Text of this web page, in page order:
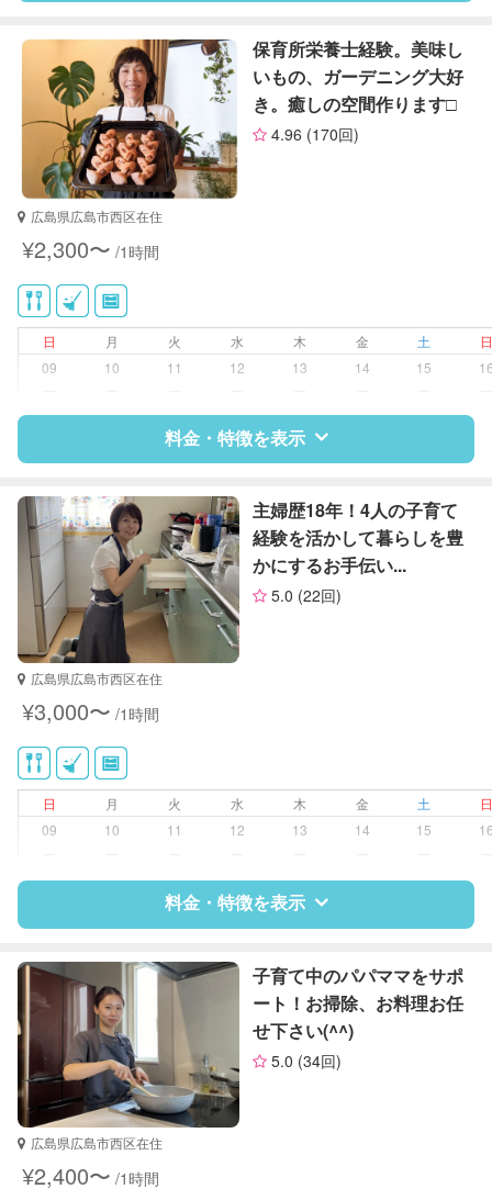
特徴 料金 レビュー
サポートの特徴
資格 なし
対応可能/特徴
ゴミの分別/ゴミ出し
近隣買い物
家庭料理
早朝対応
夜間対応
片付け/整理整頓
保育所栄養士経験。美味し
いもの、ガーデニング大好
き。癒しの空間作ります□
4.96 (170回)
広島県広島市西区在住
¥2,300〜 /1時間
日 月 火 水 木 金 土
09
10 11 12 13 14 15
料金・特徴を表示
特徴 料金 レビュー
サポートの特徴
資格 栄養士
対応可能/特徴
掃除（洗面所、お風呂場、お手洗
庭の手入れ/植木の水やり
片付け/整理整頓
主婦歴18年！4人の子育て
経験を活かして暮らしを豊
かにするお手伝い...
5.0 (22回)
広島県広島市西区在住
¥3,000〜 /1時間
日 月 火 水 木 金 土
09
10 11 12 13 14 15
料金・特徴を表示
特徴 料金 レビュー
サポートの特徴
資格 整理収納アドバイザー1級
対応可能/特徴
掃除（洗面所、お風呂場、お手洗
子育て中のパパママをサポ
ート！お掃除、お料理お任
せ下さい(^^)
5.0 (34回)
広島県広島市西区在住
¥2,400〜 /1時間